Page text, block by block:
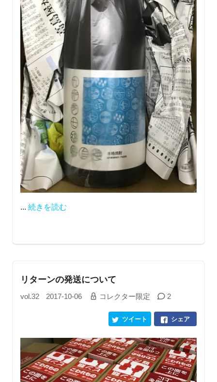
... 続きを読む
リターンの発送について
vol.32 2017-10-06 コレクター限定 2
シェア
ツイート